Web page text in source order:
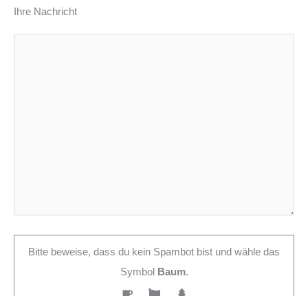
Ihre Nachricht
Bitte beweise, dass du kein Spambot bist und wähle das
Symbol
Baum.